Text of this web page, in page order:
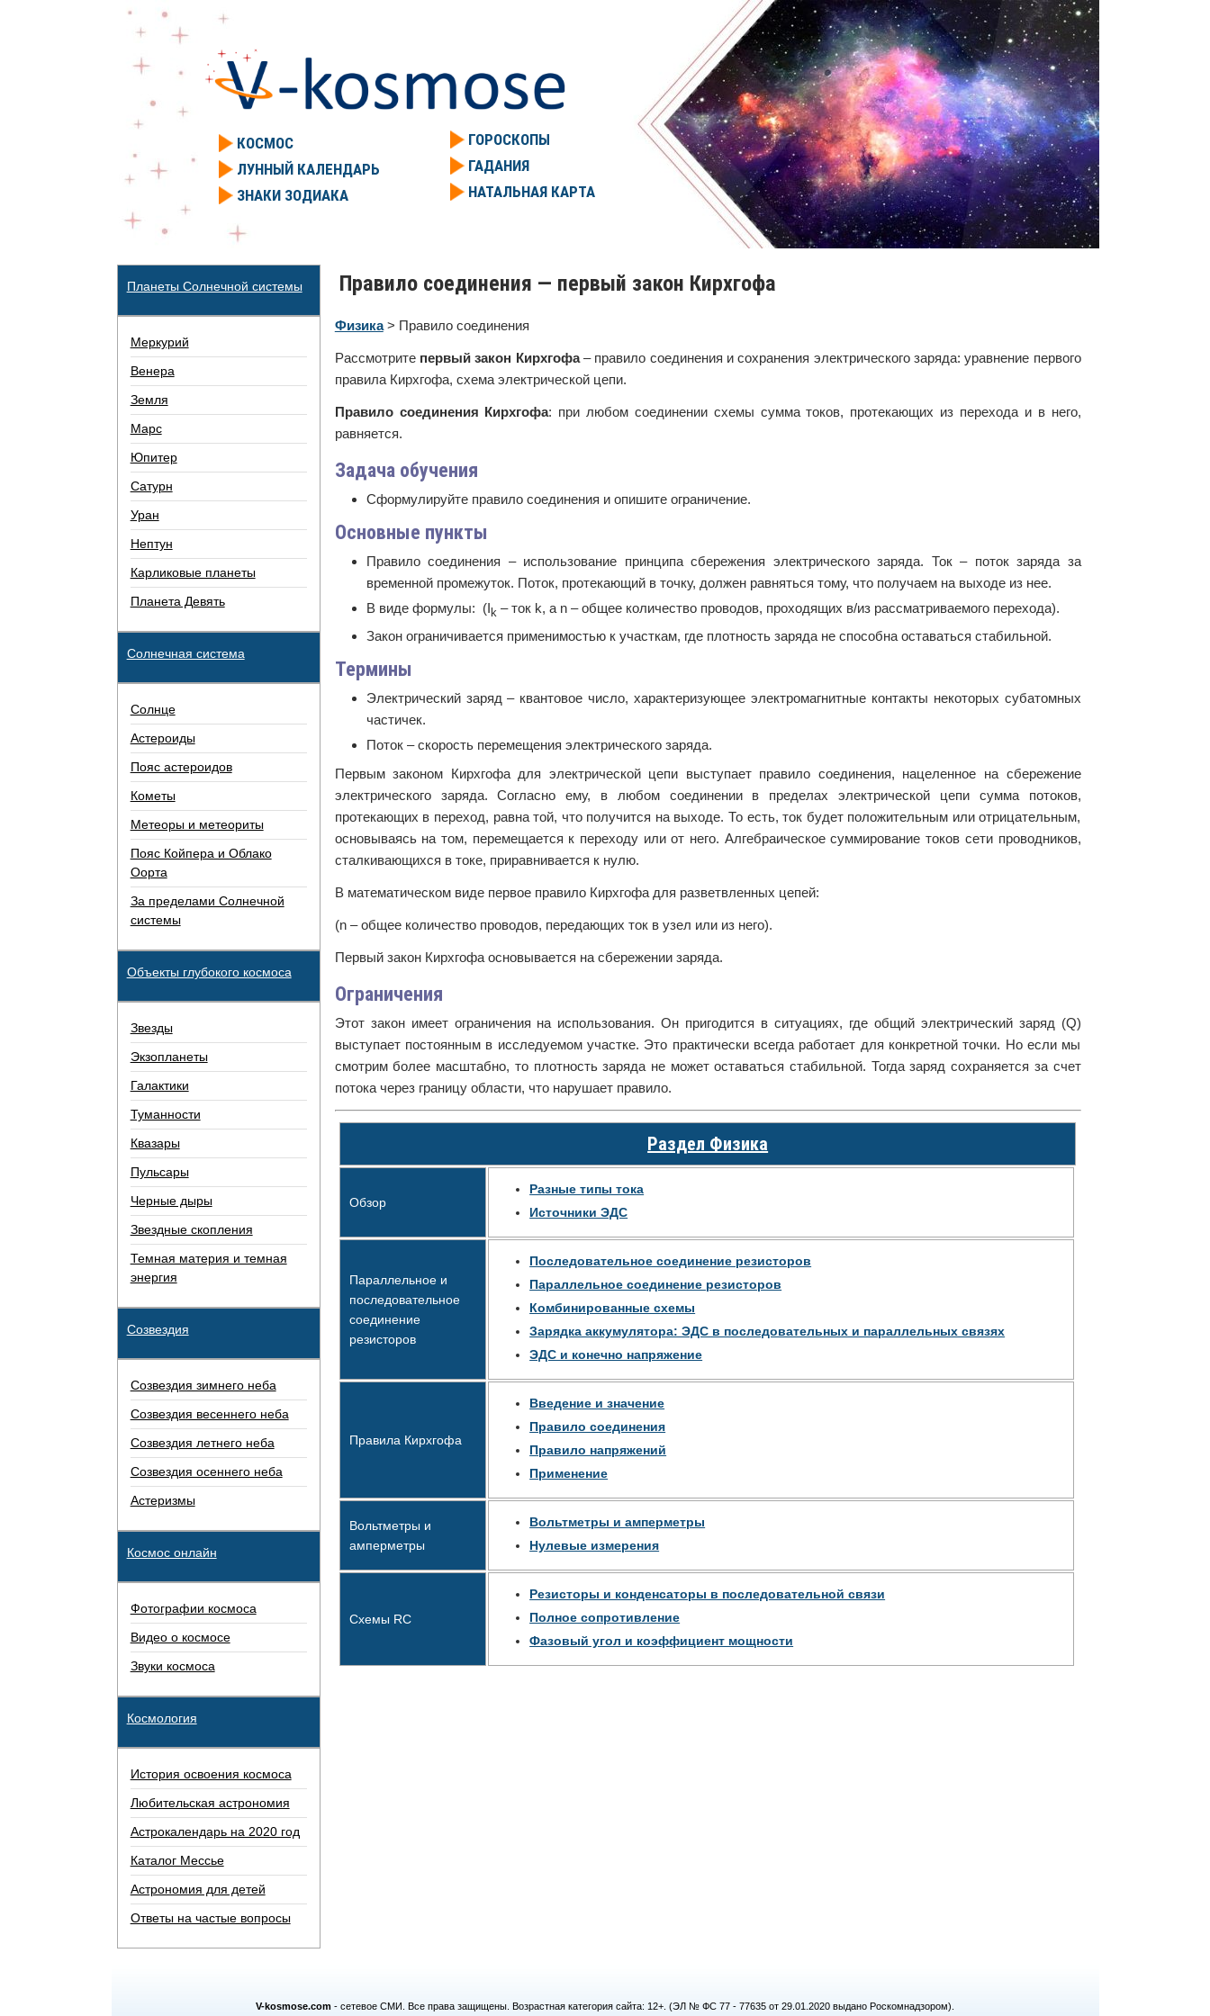
КОСМОС
ЛУННЫЙ КАЛЕНДАРЬ
ЗНАКИ ЗОДИАКА
ГОРОСКОПЫ
ГАДАНИЯ
НАТАЛЬНАЯ КАРТА
Правило соединения — первый закон Кирхгофа
Физика> Правило соединения
Рассмотрите первый закон Кирхгофа– правило соединения и сохранения электрического заряда: уравнение первого
правила Кирхгофа, схема электрической цепи.
Правило соединения Кирхгофа: при любом соединении схемы сумма токов, протекающих из перехода и в него,
равняется.
Задача обучения
Сформулируйте правило соединения и опишите ограничение.
Основные пункты
Правило соединения – использование принципа сбережения электрического заряда. Ток – поток заряда за
временной промежуток. Поток, протекающий в точку, должен равняться тому, что получаем на выходе из нее.
В виде формулы: (I k – ток k, а n – общее количество проводов, проходящих в/из рассматриваемого перехода).
Закон ограничивается применимостью к участкам, где плотность заряда не способна оставаться стабильной.
Термины
Электрический заряд – квантовое число, характеризующее электромагнитные контакты некоторых субатомных
частичек.
Поток – скорость перемещения электрического заряда.
Первым законом Кирхгофа для электрической цепи выступает правило соединения, нацеленное на сбережение
электрического заряда. Согласно ему, в любом соединении в пределах электрической цепи сумма потоков,
протекающих в переход, равна той, что получится на выходе. То есть, ток будет положительным или отрицательным,
основываясь на том, перемещается к переходу или от него. Алгебраическое суммирование токов сети проводников,
сталкивающихся в токе, приравнивается к нулю.
В математическом виде первое правило Кирхгофа для разветвленных цепей:
(n – общее количество проводов, передающих ток в узел или из него).
Первый закон Кирхгофа основывается на сбережении заряда.
Ограничения
Этот закон имеет ограничения на использования. Он пригодится в ситуациях, где общий электрический заряд (Q)
выступает постоянным в исследуемом участке. Это практически всегда работает для конкретной точки. Но если мы
смотрим более масштабно, то плотность заряда не может оставаться стабильной. Тогда заряд сохраняется за счет
потока через границу области, что нарушает правило.
Раздел Физика
Обзор
Разные типы тока
Источники ЭДС
Параллельное и
последовательное
соединение
резисторов
Последовательное соединение резисторов
Параллельное соединение резисторов
Комбинированные схемы
Зарядка аккумулятора: ЭДС в последовательных и параллельных связях
ЭДС и конечно напряжение
Правила Кирхгофа
Введение и значение
Правило соединения
Правило напряжений
Применение
Вольтметры и
амперметры
Вольтметры и амперметры
Нулевые измерения
Схемы RC
Резисторы и конденсаторы в последовательной связи
Полное сопротивление
Фазовый угол и коэффициент мощности
Планеты Солнечной системы
Меркурий
Венера
Земля
Марс
Юпитер
Сатурн
Уран
Нептун
Карликовые планеты
Планета Девять
Солнечная система
Солнце
Астероиды
Пояс астероидов
Кометы
Метеоры и метеориты
Пояс Койпера и Облако
Оорта
За пределами Солнечной
системы
Объекты глубокого космоса
Звезды
Экзопланеты
Галактики
Туманности
Квазары
Пульсары
Черные дыры
Звездные скопления
Темная материя и темная
энергия
Созвездия
Созвездия зимнего неба
Созвездия весеннего неба
Созвездия летнего неба
Созвездия осеннего неба
Астеризмы
Космос онлайн
Фотографии космоса
Видео о космосе
Звуки космоса
Космология
История освоения космоса
Любительская астрономия
Астрокалендарь на 2020 год
Каталог Мессье
Астрономия для детей
Ответы на частые вопросы
V-kosmose.com - сетевое СМИ. Все права защищены. Возрастная категория сайта: 12+. (ЭЛ № ФС 77 - 77635 от 29.01.2020 выдано Роскомнадзором).